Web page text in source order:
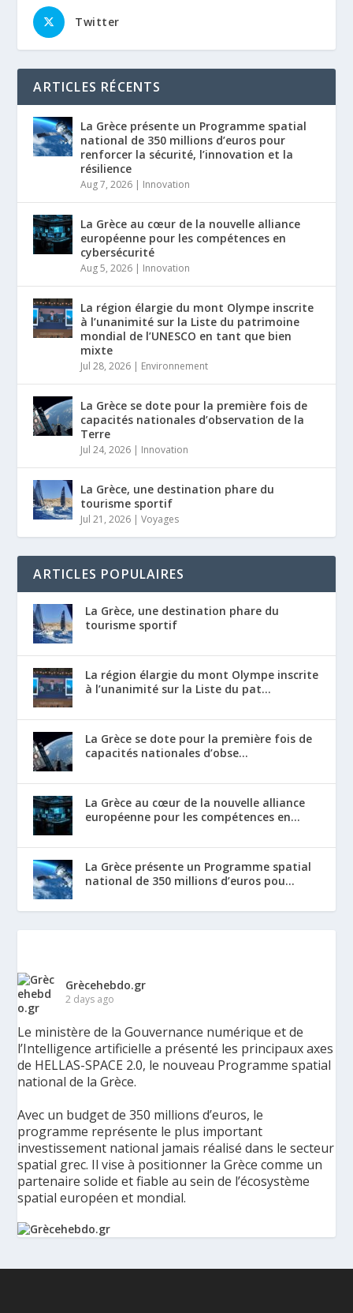
Twitter
ARTICLES RÉCENTS
La Grèce présente un Programme spatial
national de 350 millions d’euros pour
renforcer la sécurité, l’innovation et la
résilience
Aug 7, 2026 | Innovation
La Grèce au cœur de la nouvelle alliance
européenne pour les compétences en
cybersécurité
Aug 5, 2026 | Innovation
La région élargie du mont Olympe inscrite
à l’unanimité sur la Liste du patrimoine
mondial de l’UNESCO en tant que bien
mixte
Jul 28, 2026 | Environnement
La Grèce se dote pour la première fois de
capacités nationales d’observation de la
Terre
Jul 24, 2026 | Innovation
La Grèce, une destination phare du
tourisme sportif
Jul 21, 2026 |Voyages
ARTICLES POPULAIRES
La Grèce, une destination phare du
tourisme sportif
La région élargie du mont Olympe inscrite
à l’unanimité sur la Liste du pat...
La Grèce se dote pour la première fois de
capacités nationales d’obse...
La Grèce au cœur de la nouvelle alliance
européenne pour les compétences en...
La Grèce présente un Programme spatial
national de 350 millions d’euros pou...
Grècehebdo.gr
2 days ago
Le ministère de la Gouvernance numérique et de
l’Intelligence artificielle a présenté les principaux axes
de HELLAS-SPACE 2.0, le nouveau Programme spatial
national de la Grèce.
Avec un budget de 350 millions d’euros, le
programme représente le plus important
investissement national jamais réalisé dans le secteur
spatial grec. Il vise à positionner la Grèce comme un
partenaire solide et fiable au sein de l’écosystème
spatial européen et mondial.
350 millions d’euros pour renforcer la sécurité,